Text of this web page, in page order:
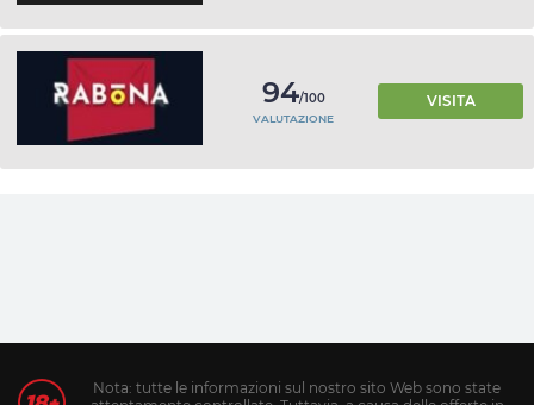
94/100
VALUTAZIONE
VISITA
Nota: tutte le informazioni sul nostro sito Web sono state